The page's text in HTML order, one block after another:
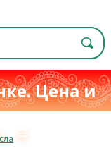
Цена и
≡